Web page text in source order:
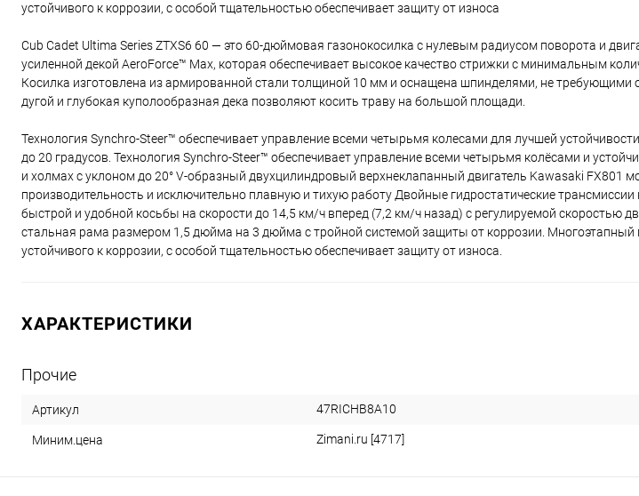
устойчивого к коррозии, с особой тщательностью обеспечивает защиту от износа
Cub Cadet Ultima Series ZTXS6 60 — это 60-дюймовая газонокосилка с нулевым радиусом поворота и
усиленной декой AeroForce™ Max, которая обеспечивает высокое качество стрижки с минимальным
Косилка изготовлена из армированной стали толщиной 10 мм и оснащена шпинделями, не требующими
дугой и глубокая куполообразная дека позволяют косить траву на большой площади.
Технология Synchro-Steer™ обеспечивает управление всеми четырьмя колесами для лучшей
до 20 градусов. Технология Synchro-Steer™ обеспечивает управление всеми четырьмя колёсами и
и холмах с уклоном до 20° V-образный двухцилиндровый верхнеклапанный двигатель Kawasaki FX801
производительность и исключительно плавную и тихую работу Двойные гидростатические трансмиссии
быстрой и удобной косьбы на скорости до 14,5 км/ч вперед (7,2 км/ч назад) с регулируемой скоростью
стальная рама размером 1,5 дюйма на 3 дюйма с тройной системой защиты от коррозии. Многоэтапный
устойчивого к коррозии, с особой тщательностью обеспечивает защиту от износа.
ХАРАКТЕРИСТИКИ
Прочие
Артикул 47RICHB8A10
Миним.цена Zimani.ru [4717]